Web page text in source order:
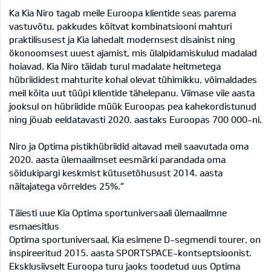
Ka Kia Niro tagab meile Euroopa klientide seas parema
vastuvõtu, pakkudes köitvat kombinatsiooni mahturi
praktilisusest ja Kia lahedalt modernsest disainist ning
ökonoomsest uuest ajamist, mis ülalpidamiskulud madalad
hoiavad. Kia Niro täidab turul madalate heitmetega
hübriididest mahturite kohal olevat tühimikku, võimaldades
meil köita uut tüüpi klientide tähelepanu. Viimase viie aasta
jooksul on hübriidide müük Euroopas pea kahekordistunud
ning jõuab eeldatavasti 2020. aastaks Euroopas 700 000-ni.
Niro ja Optima pistikhübriidid aitavad meil saavutada oma
2020. aasta ülemaailmset eesmärki parandada oma
sõidukipargi keskmist kütusetõhusust 2014. aasta
näitajatega võrreldes 25%.“
Täiesti uue Kia Optima sportuniversaali ülemaailmne
esmaesitlus
Optima sportuniversaal, Kia esimene D-segmendi tourer, on
inspireeritud 2015. aasta SPORTSPACE-kontseptsioonist.
Eksklusiivselt Euroopa turu jaoks toodetud uus Optima